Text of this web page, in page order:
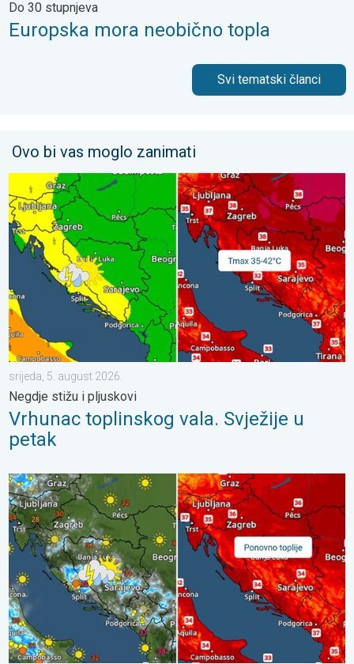
Do 30 stupnjeva
Europska mora neobično topla
Svi tematski članci
Ovo bi vas moglo zanimati
Vrhunac toplinskog vala. Svježije u petak. Negdje stižu i
srijeda, 5. august 2026.
Negdje stižu i pljuskovi
Vrhunac toplinskog vala. Svježije u
petak
Pljuskovi ponegdje, od nedjelje preko 35°C. Stabilnija iduća